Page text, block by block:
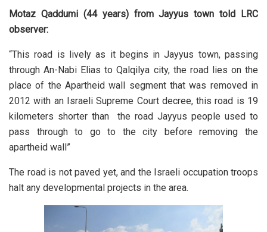
Motaz Qaddumi (44 years) from Jayyus town told LRC
observer:
“This road is lively as it begins in Jayyus town, passing
through An-Nabi Elias to Qalqilya city, the road lies on the
place of the Apartheid wall segment that was removed in
2012 with an Israeli Supreme Court decree, this road is 19
kilometers shorter than the road Jayyus people used to
pass through to go to the city before removing the
apartheid wall”
The road is not paved yet, and the Israeli occupation troops
halt any developmental projects in the area.